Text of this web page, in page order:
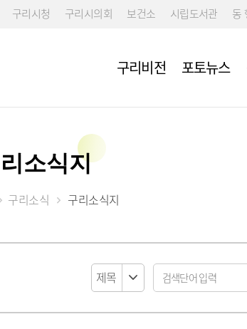
구리시청 구리시의회 보건소 시립도서관 동
구리비전 포토뉴스
소식지
구리소식 구리소식지